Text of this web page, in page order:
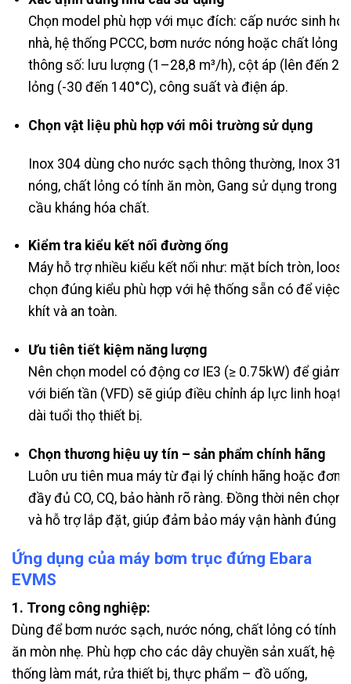
Chọn model phù hợp với mục đích: cấp nước sinh
nhà, hệ thống PCCC, bơm nước nóng hoặc chất lỏng
thông số: lưu lượng (1–28,8 m³/h), cột áp (lên đến
lỏng (-30 đến 140°C), công suất và điện áp.
Chọn vật liệu phù hợp với môi trường sử dụng
Inox 304 dùng cho nước sạch thông thường, Inox
nóng, chất lỏng có tính ăn mòn, Gang sử dụng trong
cầu kháng hóa chất.
Kiểm tra kiểu kết nối đường ống
Máy hỗ trợ nhiều kiểu kết nối như: mặt bích tròn,
chọn đúng kiểu phù hợp với hệ thống sẵn có để việc
khít và an toàn.
Ưu tiên tiết kiệm năng lượng
Nên chọn model có động cơ IE3 (≥ 0.75kW) để giảm
với biến tần (VFD) sẽ giúp điều chỉnh áp lực linh hoạt,
dài tuổi thọ thiết bị.
Chọn thương hiệu uy tín – sản phẩm chính hãng
Luôn ưu tiên mua máy từ đại lý chính hãng hoặc đơn
đầy đủ CO, CQ, bảo hành rõ ràng. Đồng thời nên
và hỗ trợ lắp đặt, giúp đảm bảo máy vận hành đúng
Ứng dụng của máy bơm trục đứng Ebara
EVMS
1. Trong công nghiệp:
Dùng để bơm nước sạch, nước nóng, chất lỏng có tính
ăn mòn nhẹ. Phù hợp cho các dây chuyền sản xuất, hệ
thống làm mát, rửa thiết bị, thực phẩm – đồ uống,